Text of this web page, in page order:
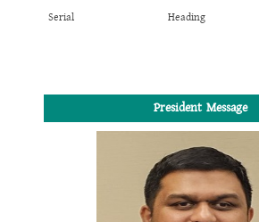
Serial Heading
President Message